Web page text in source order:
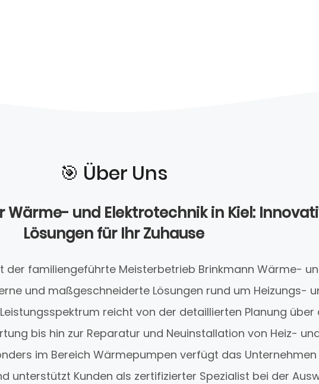
🎯️ Über Uns
Wärme- und Elektrotechnik in Kiel:
Lösungen für Ihr Zuhause
der familiengeführte Meisterbetrieb Brinkmann Wärme-
und maßgeschneiderte Lösungen rund um Heizungs-
reicht von der detaillierten Planung über
bis hin zur Reparatur und Neuinstallation von Heiz-
im Bereich Wärmepumpen verfügt das
unterstützt Kunden als zertifizierter Spezialist bei der